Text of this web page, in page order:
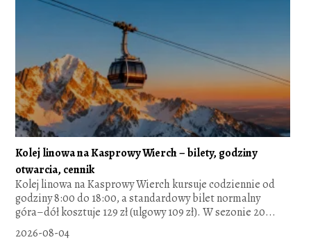
Kolej linowa na Kasprowy Wierch – bilety, godziny
otwarcia, cennik
Kolej linowa na Kasprowy Wierch kursuje codziennie od
godziny 8:00 do 18:00, a standardowy bilet normalny
góra–dół kosztuje 129 zł (ulgowy 109 zł). W sezonie 20...
2026-08-04